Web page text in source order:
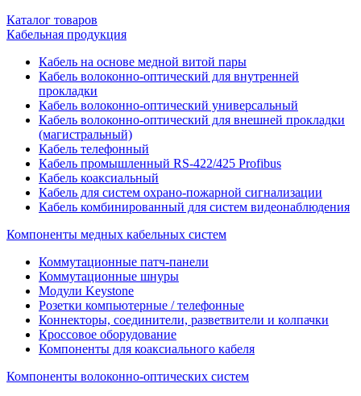
Каталог товаров
Кабельная продукция
Кабель на основе медной витой пары
Кабель волоконно-оптический для внутренней
прокладки
Кабель волоконно-оптический универсальный
Кабель волоконно-оптический для внешней прокладки
(магистральный)
Кабель телефонный
Кабель промышленный RS-422/425 Profibus
Кабель коаксиальный
Кабель для систем охрано-пожарной сигнализации
Кабель комбинированный для систем видеонаблюдения
Компоненты медных кабельных систем
Коммутационные патч-панели
Коммутационные шнуры
Модули Keystone
Розетки компьютерные / телефонные
Коннекторы, соединители, разветвители и колпачки
Кроссовое оборудование
Компоненты для коаксиального кабеля
Компоненты волоконно-оптических систем